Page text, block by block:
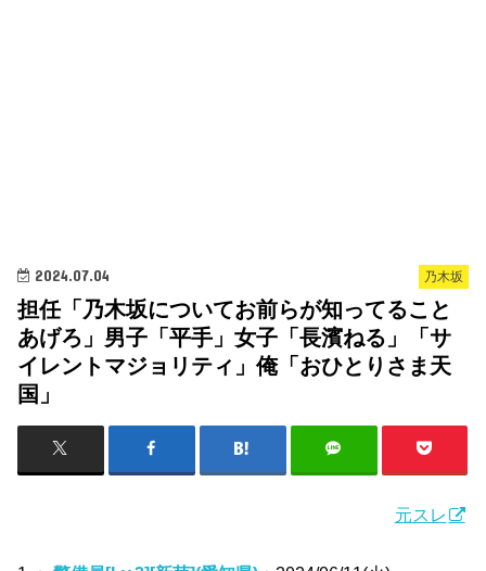
乃木坂
2024.07.04
担任「乃木坂についてお前らが知ってること
あげろ」男子「平手」女子「長濱ねる」「サ
イレントマジョリティ」俺「おひとりさま天
国」
元スレ